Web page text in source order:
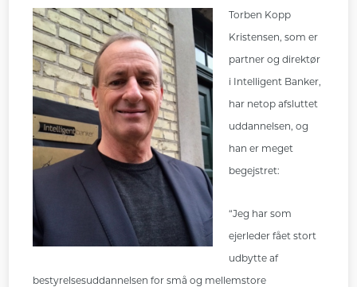
Torben Kopp
Kristensen, som er
partner og direktør
i Intelligent Banker,
har netop afsluttet
uddannelsen, og
han er meget
begejstret:
“Jeg har som
ejerleder fået stort
udbytte af
bestyrelsesuddannelsen for små og mellemstore